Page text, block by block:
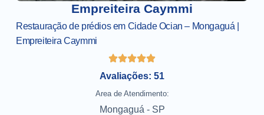
Empreiteira Caymmi
Restauração de prédios em Cidade Ocian – Mongaguá |
Empreiteira Caymmi
Avaliações: 51
Area de Atendimento:
Mongaguá - SP